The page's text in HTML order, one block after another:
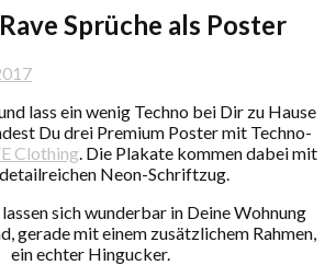
Sprüche als Poster
lass ein wenig Techno bei Dir zu Hause
Du drei Premium Poster mit Techno-
Clothing . Die Plakate kommen dabei mit
Neon-Schriftzug.
sich wunderbar in Deine Wohnung
gerade mit einem zusätzlichem Rahmen,
ein echter Hingucker.